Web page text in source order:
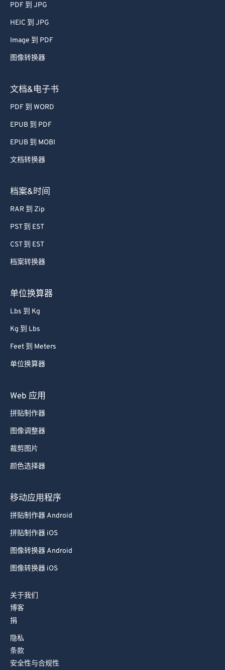
PDF 到 JPG
HEIC 到 JPG
Image 到 PDF
图像转换器
文档&电子书
PDF 到 WORD
EPUB 到 PDF
EPUB 到 MOBI
文档转换器
档案&时间
RAR 到 Zip
PST 到 EST
CST 到 EST
档案转换器
单位换算器
Lbs 到 Kg
Kg 到 Lbs
Feet 到 Meters
单位换算器
Web 应用
拼贴制作器
图像调整器
裁剪图片
颜色选择器
移动应用程序
拼贴制作器 Android
拼贴制作器 iOS
图像转换器 Android
图像转换器 iOS
关于我们
博客
捐
隐私
条款
安全性与合规性